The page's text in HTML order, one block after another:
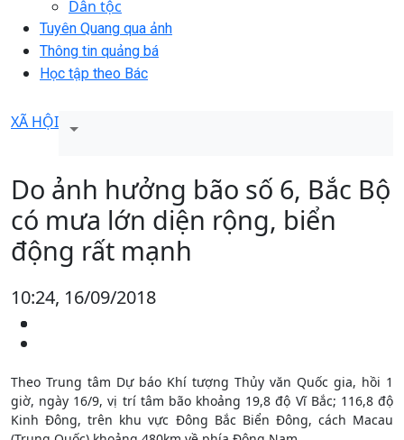
Dân tộc
Tuyên Quang qua ảnh
Thông tin quảng bá
Học tập theo Bác
XÃ HỘI
Do ảnh hưởng bão số 6, Bắc Bộ
có mưa lớn diện rộng, biển
động rất mạnh
10:24, 16/09/2018
Theo Trung tâm Dự báo Khí tượng Thủy văn Quốc gia, hồi 1
giờ, ngày 16/9, vị trí tâm bão khoảng 19,8 độ Vĩ Bắc; 116,8 độ
Kinh Đông, trên khu vực Đông Bắc Biển Đông, cách Macau